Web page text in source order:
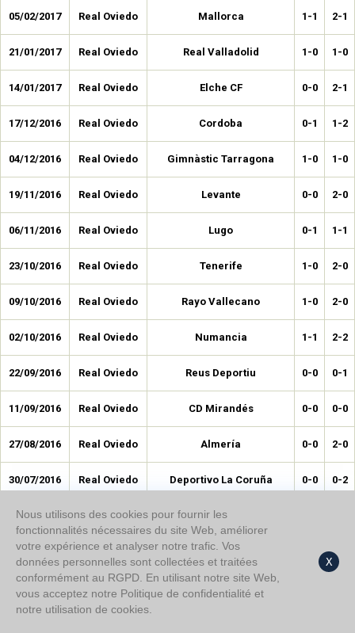
05/02/2017 Real Oviedo Mallorca 1-1 2-1
21/01/2017 Real Oviedo Real Valladolid 1-0 1-0
14/01/2017 Real Oviedo Elche CF 0-0 2-1
17/12/2016 Real Oviedo Cordoba 0-1 1-2
04/12/2016 Real Oviedo Gimnàstic Tarragona 1-0 1-0
19/11/2016 Real Oviedo Levante 0-0 2-0
06/11/2016 Real Oviedo Lugo 0-1 1-1
23/10/2016 Real Oviedo Tenerife 1-0 2-0
09/10/2016 Real Oviedo Rayo Vallecano 1-0 2-0
02/10/2016 Real Oviedo Numancia 1-1 2-2
22/09/2016 Real Oviedo Reus Deportiu 0-0 0-1
11/09/2016 Real Oviedo CD Mirandés 0-0 0-0
27/08/2016 Real Oviedo Almería 0-0 2-0
30/07/2016 Real Oviedo Deportivo La Coruña 0-0 0-2
04/06/2016 Real Oviedo Osasuna
26/05/2016 Real Oviedo CD Leganes 0-1
Real Oviedo CD Mirandés
Nous utilisons des cookies pour fournir les
fonctionnalités nécessaires du site Web, améliorer
votre expérience et analyser notre trafic. Vos
données personnelles sont collectées et traitées
conformément au RGPD. En utilisant notre site Web,
vous acceptez notre Politique de confidentialité et
notre utilisation de cookies.
X